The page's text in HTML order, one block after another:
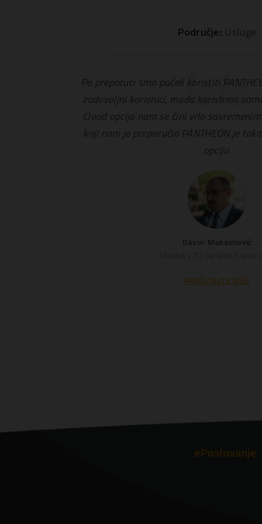
Područje: Usluge
Po preporuci smo počeli koristiti
zadovoljni korisnici, mada koristimo
Cloud opcija nam se čini vrlo
koji nam je preporučio PANTHEON je
opciju.
Davor Maksimović
PROČITAJTE VIŠE
ePoslovanje